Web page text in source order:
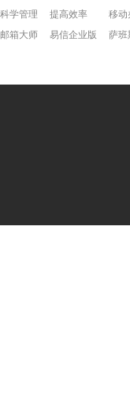
科学管理
邮箱大师
提高效率
易信企业版
移动
萨班